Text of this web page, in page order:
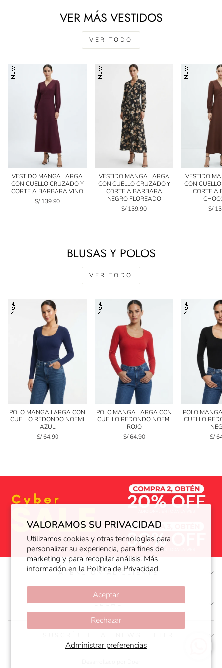
VALORAMOS SU PRIVACIDAD
Utilizamos cookies y otras tecnologías para
personalizar su experiencia, para fines de
marketing y para recopilar análisis. Más
información en la Política de Privacidad.
Administrar preferencias
Aceptar
Rechazar
VER MÁS VESTIDOS
VER TODO
VESTIDO MANGA LARGA
CON CUELLO CRUZADO Y
CORTE A BARBARA VINO
S/ 139.90
VESTIDO MANGA LARGA
CON CUELLO CRUZADO Y
CORTE A BARBARA
NEGRO FLOREADO
S/ 139.90
VESTIDO
CON
CORTE A
S/
BLUSAS Y POLOS
VER TODO
POLO MANGA LARGA CON
CUELLO REDONDO NOEMI
AZUL
S/ 64.90
POLO MANGA LARGA CON
CUELLO REDONDO NOEMI
ROJO
S/ 64.90
POLO
CUELLO
S/
ATENCIÓN AL CLIENTE
LEGAL